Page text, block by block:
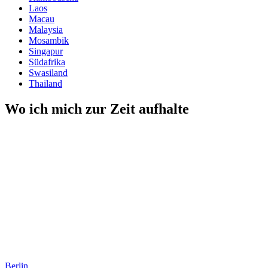
Laos
Macau
Malaysia
Mosambik
Singapur
Südafrika
Swasiland
Thailand
Wo ich mich zur Zeit aufhalte